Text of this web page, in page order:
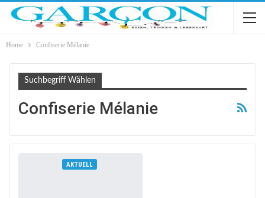
Home Confiserie Mélanie
Suchbegriff Wählen
Confiserie Mélanie
AKTUELL